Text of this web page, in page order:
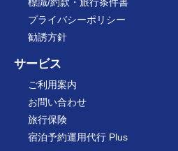
プライバシーポリシー
勧誘方針
サービス
ご利用案内
お問い合わせ
旅行保険
宿泊予約運用代行 Plus